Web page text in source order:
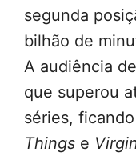
segunda
bilhão de
A audiência de
que superou
séries,
Things e